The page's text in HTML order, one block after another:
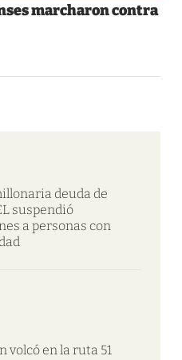
marcharon contra
deuda de
suspendió
a personas con
volcó en la ruta 51